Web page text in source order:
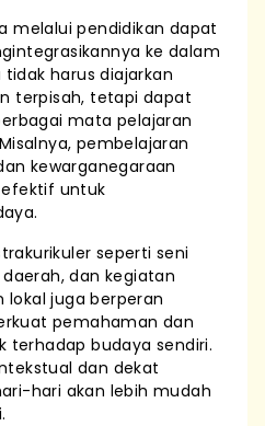
melalui pendidikan dapat
ke dalam
tidak harus diajarkan
terpisah, tetapi dapat
mata pelajaran
pembelajaran
kewarganegaraan
untuk
seperti seni
dan kegiatan
lokal juga berperan
pemahaman dan
terhadap budaya sendiri.
dan dekat
hari akan lebih mudah